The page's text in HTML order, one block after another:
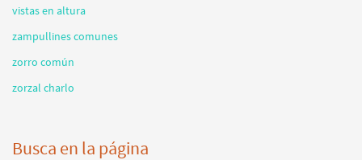
vistas en altura
zampullines comunes
zorro común
zorzal charlo
Busca en la página